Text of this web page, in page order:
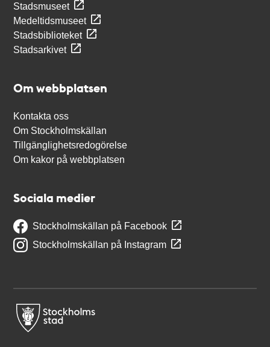
Stadsmuseet
Medeltidsmuseet
Stadsbiblioteket
Stadsarkivet
Om webbplatsen
Kontakta oss
Om Stockholmskällan
Tillgänglighetsredogörelse
Om kakor på webbplatsen
Sociala medier
Stockholmskällan på Facebook
Stockholmskällan på Instagram